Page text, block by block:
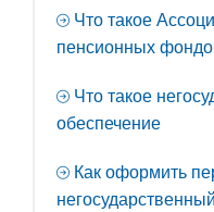
Что такое
пенсионных
Что такое
обеспечение
Как оформить